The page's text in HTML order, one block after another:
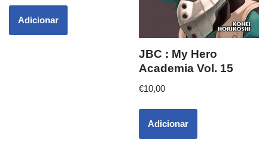
Adicionar
JBC : My Hero
Academia Vol. 15
€10,00
Adicionar